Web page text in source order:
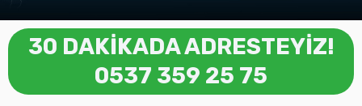
30 DAKİKADA ADRESTEYİZ!
0537 359 25 75